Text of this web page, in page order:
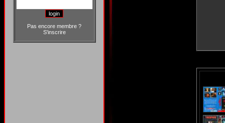
Pas encore membre ?
S'inscrire